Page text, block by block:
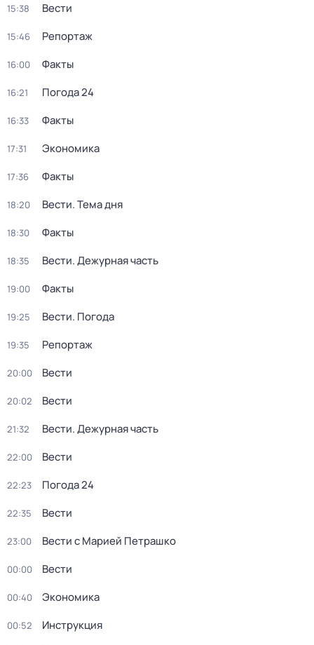
15:38 Вести
15:46 Репортаж
16:00 Факты
16:21 Погода 24
16:33 Факты
17:31 Экономика
17:36 Факты
18:20 Вести. Тема дня
18:30 Факты
18:35 Вести. Дежурная часть
19:00 Факты
19:25 Вести. Погода
19:35 Репортаж
20:00 Вести
20:02 Вести
21:32 Вести. Дежурная часть
22:00 Вести
22:23 Погода 24
22:35 Вести
23:00 Вести с Марией Петрашко
00:00 Вести
00:40 Экономика
00:52 Инструкция